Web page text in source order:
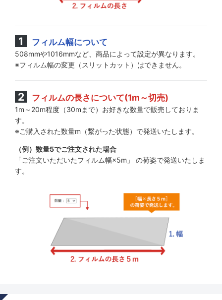
フィルム幅について
508mmや1016mmなど、商品によって設定が異なります。
※フィルム幅の変更（スリットカット）はできません。
フィルムの長さについて(1m～切売)
1m～20m程度（30mまで）お好きな数量で販売しておりま
す。
※ご購入された数量m（繋がった状態）で発送いたします。
（例）数量5でご注文された場合
「ご注文いただいたフィルム幅×5m」 の荷姿で発送いたしま
す。